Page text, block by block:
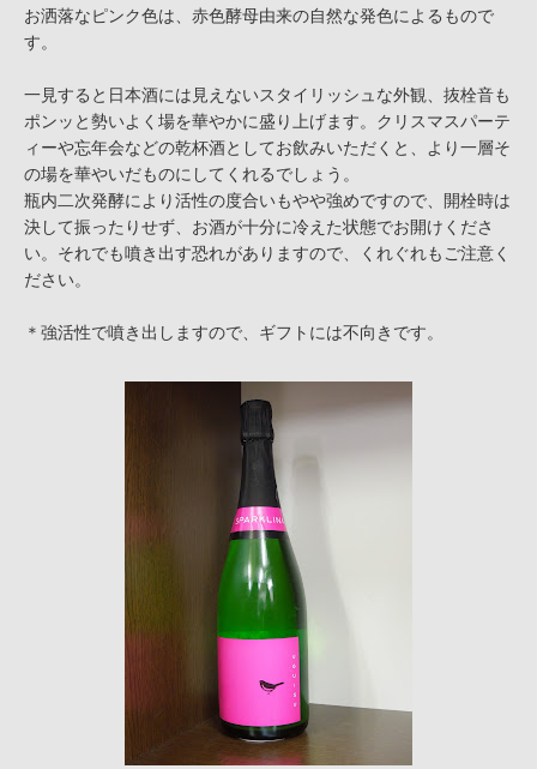
お洒落なピンク色は、赤色酵母由来の自然な発色によるもので
す。
一見すると日本酒には見えないスタイリッシュな外観、抜栓音も
ポンッと勢いよく場を華やかに盛り上げます。クリスマスパーテ
ィーや忘年会などの乾杯酒としてお飲みいただくと、より一層そ
の場を華やいだものにしてくれるでしょう。
瓶内二次発酵により活性の度合いもやや強めですので、開栓時は
決して振ったりせず、お酒が十分に冷えた状態でお開けくださ
い。それでも噴き出す恐れがありますので、くれぐれもご注意く
ださい。
＊強活性で噴き出しますので、ギフトには不向きです。